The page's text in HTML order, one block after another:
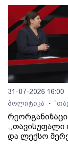
31-07-2026 16:00
პოლიტიკა
•
,,თავისუფალი
და ლექსო